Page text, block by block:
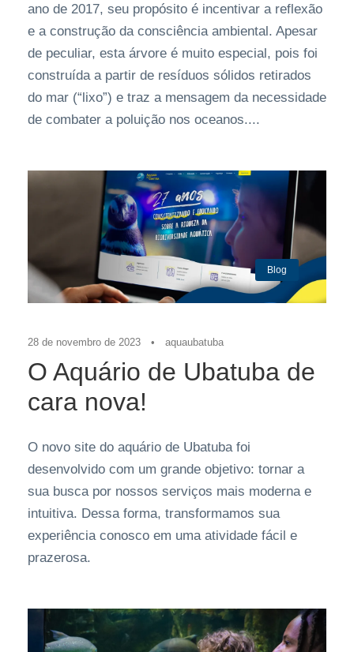
ano de 2017, seu propósito é incentivar a reflexão
e a construção da consciência ambiental. Apesar
de peculiar, esta árvore é muito especial, pois foi
construída a partir de resíduos sólidos retirados
do mar (“lixo”) e traz a mensagem da necessidade
de combater a poluição nos oceanos....
Blog
28 de novembro de 2023 • aquaubatuba
O Aquário de Ubatuba de
cara nova!
O novo site do aquário de Ubatuba foi
desenvolvido com um grande objetivo: tornar a
sua busca por nossos serviços mais moderna e
intuitiva. Dessa forma, transformamos sua
experiência conosco em uma atividade fácil e
prazerosa.